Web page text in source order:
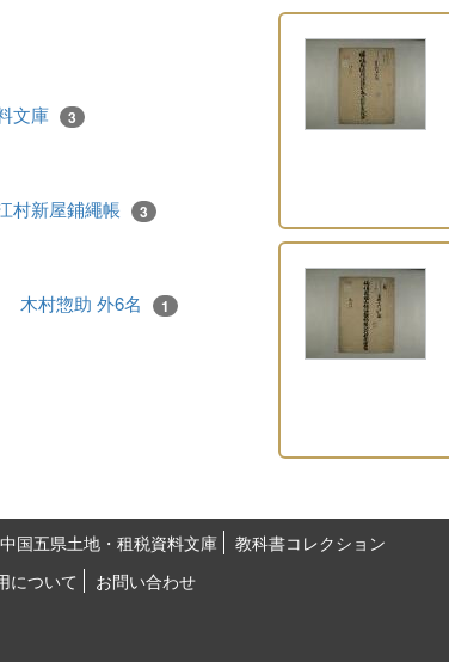
文庫 3
村新屋鋪繩帳 3
木村惣助 外6名 1
中国五県土地・租税資料文庫
教科書コレクション
について
お問い合わせ